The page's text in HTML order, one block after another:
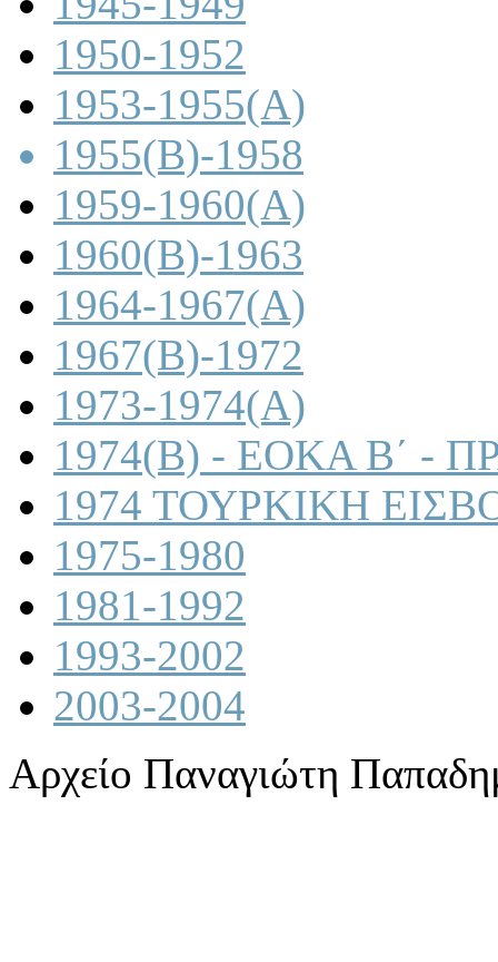
1950-1952
1953-1955(A)
1955(B)-1958
1959-1960(A)
1960(B)-1963
1964-1967(A)
1967(B)-1972
1973-1974(A)
1974(B) - ΕΟΚΑ Β΄ -
1974 ΤΟΥΡΚΙΚΗ
1975-1980
1981-1992
1993-2002
2003-2004
Αρχείο Παναγιώτη